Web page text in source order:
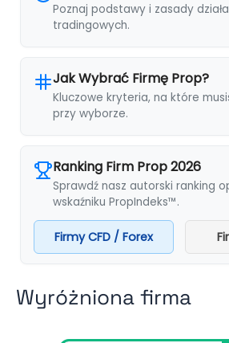
Poznaj podstawy i zasady
tradingowych.
Jak Wybrać Firmę Prop?
Kluczowe kryteria, na które
przy wyborze.
Ranking Firm Prop 2026
Sprawdź nasz autorski ranking
wskaźniku PropIndeks™.
Firmy CFD / Forex
Wyróżniona firma